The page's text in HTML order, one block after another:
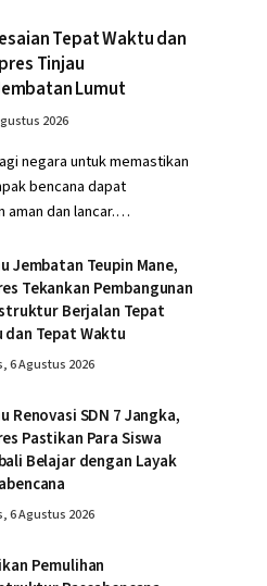
Tepat Waktu dan
Tinjau
Lumut
2026
negara untuk memastikan
bencana dapat
aman dan lancar.…
Jembatan Teupin Mane,
Tekankan Pembangunan
Berjalan Tepat
dan Tepat Waktu
6 Agustus 2026
Renovasi SDN 7 Jangka,
Pastikan Para Siswa
Belajar dengan Layak
6 Agustus 2026
Pemulihan